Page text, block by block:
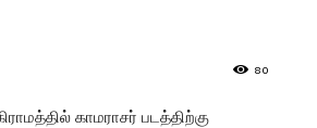
80
காமராசர் படத்திற்கு